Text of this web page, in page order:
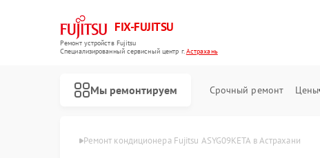
FIX-FUJITSU
Ремонт устройств Fujitsu
Специализированный cервисный центр г.Астрахань
Мы ремонтируем Срочный ремонт Цены
Ремонт кондиционера Fujitsu ASYG09KETA в Астрахани